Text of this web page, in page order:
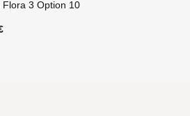
Tubino Vita Alta Option 54
70,00 €